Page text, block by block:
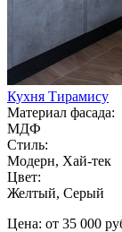
Кухня Тирамису
Материал фасада:
МДФ
Стиль:
Модерн, Хай-тек
Цвет:
Желтый, Серый
Цена: от 35 000